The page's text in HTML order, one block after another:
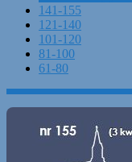
141-155
121-140
101-120
81-100
61-80